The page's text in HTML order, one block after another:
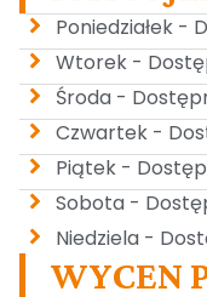
Poniedziałek -
Wtorek -
Środa -
Czwartek -
Piątek -
Sobota -
Niedziela -
WYCEN